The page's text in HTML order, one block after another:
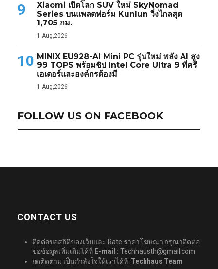
9
Xiaomi เปิดโลก SUV ใหม่ SkyNomad
Series บนแพลตฟอร์ม Kunlun วิ่งไกลสุด
1,705 กม.
1 Aug,2026
10 MINIX EU928-AI Mini PC รุ่นใหม่ พลัง AI สูง
99 TOPS พร้อมชิป Intel Core Ultra 9 ที่ครี
เอเตอร์และองค์กรต้องมี
1 Aug,2026
FOLLOW US ON FACEBOOK
CONTACT US
ติดต่อขอสถิติของเว็บและ Rate ราคาโฆษณา กรุณาติดต่อ
ขอข้อมูลเพิ่มเติมได้ที่ E-mail : Techhausth@gmail.com
กดติดตาม เป็นกำลังใจให้เราได้ที่ :Techhaus Team